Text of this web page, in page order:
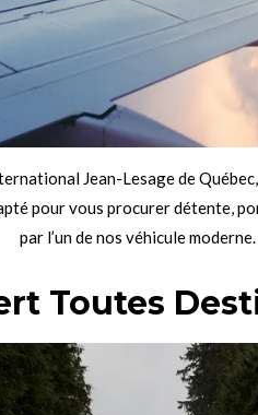
Jean-Lesage de
pour vous procurer détente,
par l’un de nos véhicule moderne.
Toutes